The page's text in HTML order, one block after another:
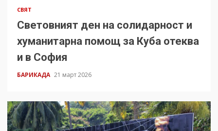
СВЯТ
Световният ден на солидарност и
хуманитарна помощ за Куба отеква
и в София
БАРИКАДА 21 март 2026